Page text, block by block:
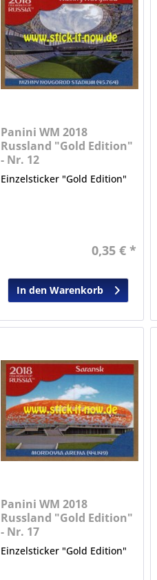
Panini WM 2018
Russland "Gold Edition"
- Nr. 12
Einzelsticker "Gold Edition"
0,35 € *
In den Warenkorb
Panini WM 2018
Russland "Gold Edition"
- Nr. 17
Einzelsticker "Gold Edition"